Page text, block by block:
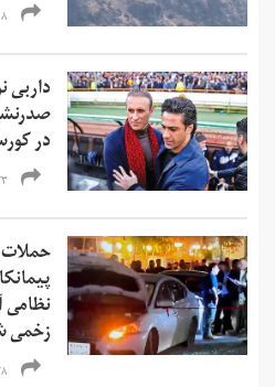
۱۸
در
۲۳
نظامی
زخمی
۲۸